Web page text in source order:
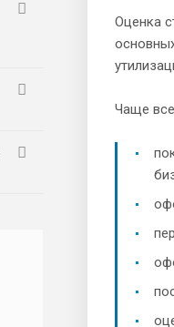
Оценка
Чаще